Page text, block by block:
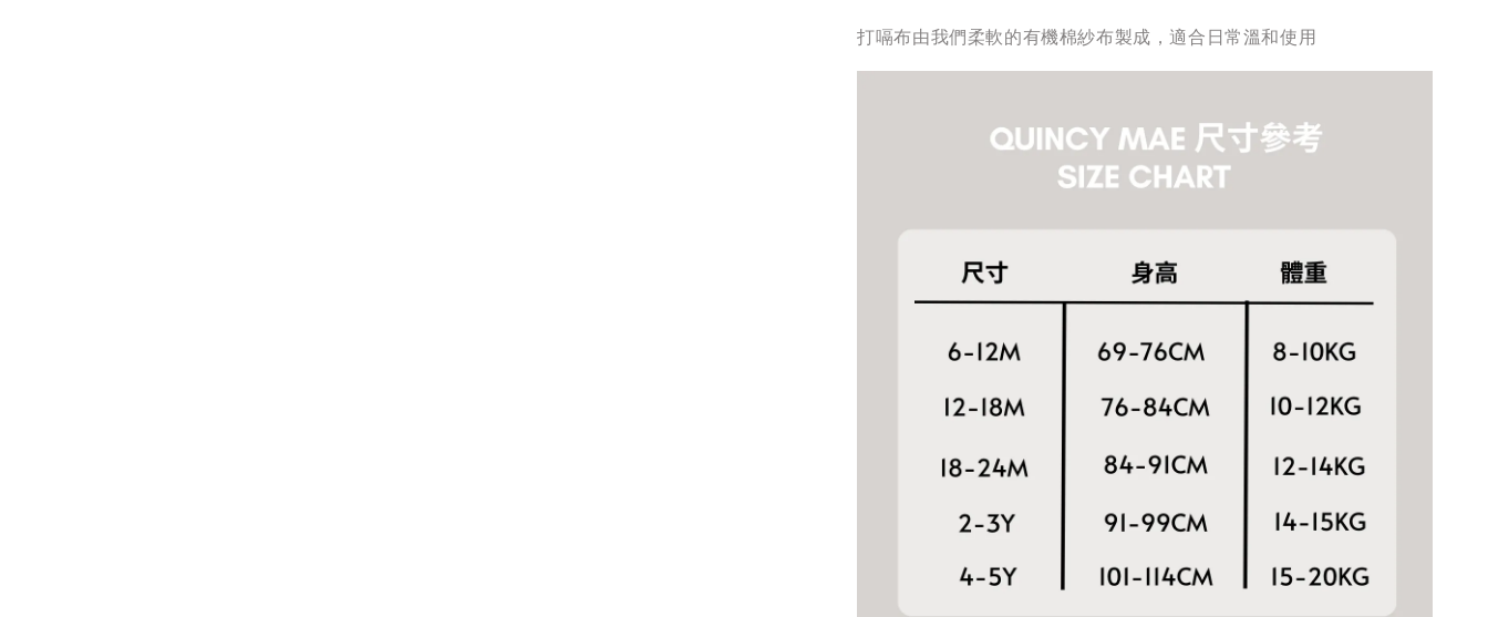
打嗝布由我們柔軟的有機棉紗布製成，適合日常溫和使用